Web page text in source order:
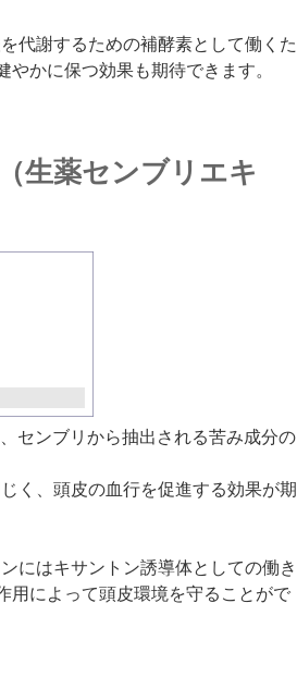
代謝するための補酵素として働くた
かに保つ効果も期待できます。
生薬センブリエキ
センブリから抽出される苦み成分の
く、 頭皮の血行を促進する効果が期
にはキサントン誘導体としての働き
用 によって頭皮環境を守ることがで